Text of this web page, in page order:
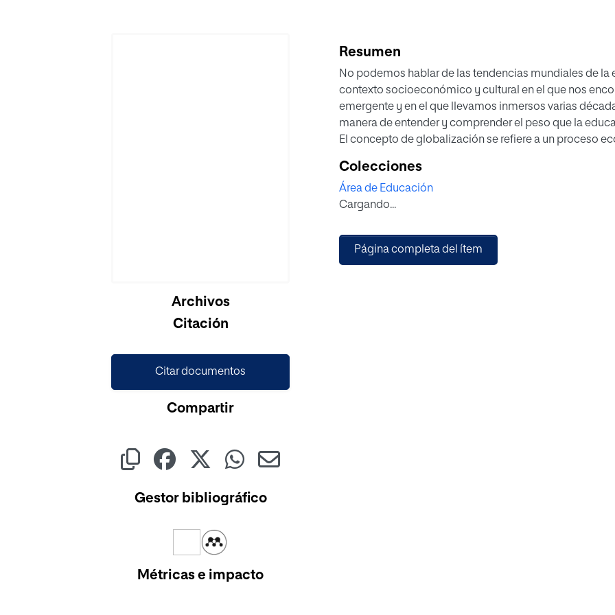
Archivos
Citación
Citar documentos
Compartir
Gestor bibliográfico
Métricas e impacto
Resumen
No podemos hablar de las tendencias mundiales de la
contexto socioeconómico y cultural en el que nos
emergente y en el que llevamos inmersos varias
manera de entender y comprender el peso que la
El concepto de globalización se refiere a un proceso
temporales, económicas, políticas, comunicacionales
Que el mundo ha cambiado es un hecho indiscutible y
transformando también nuestros modelos de
economía dejando atrás el concepto de ventaja
en los precios, la venta de productos básicos o
Colecciones
Área de Educación
Cargando...
Página completa del ítem